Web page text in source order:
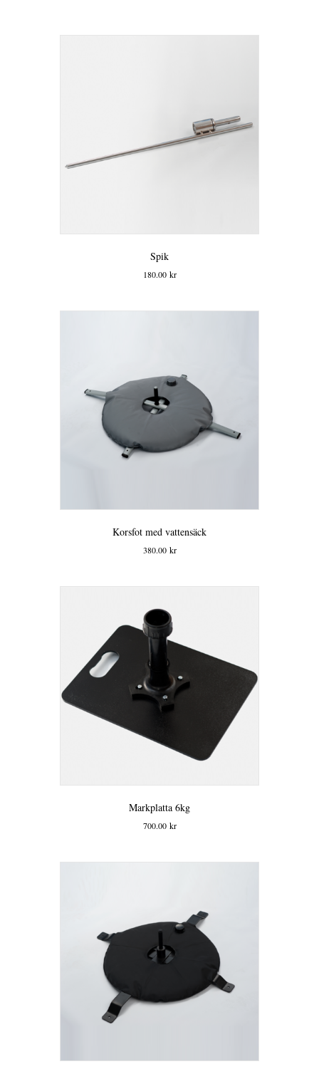
Spik
180.00 kr
Korsfot med vattensäck
380.00 kr
Markplatta 6kg
700.00 kr